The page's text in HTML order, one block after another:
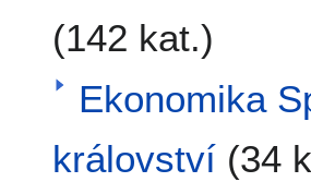
(142 kat.)
Ekonomika
království (34